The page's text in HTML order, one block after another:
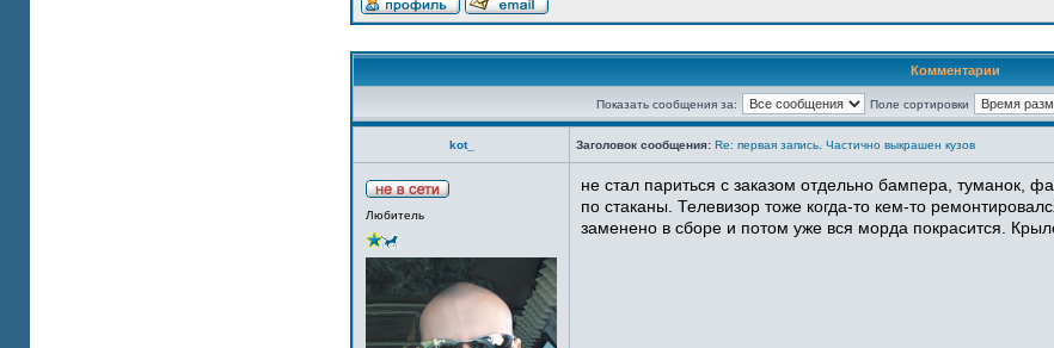
Комментарии
Показать сообщения за: Поле сортировки
kot_ Заголовок сообщения: Re: первая запись. Частично выкрашен кузов
Любитель
не стал париться с заказом отдельно бампера, туманок,
по стаканы. Телевизор тоже когда-то кем-то
заменено в сборе и потом уже вся морда покрасится.